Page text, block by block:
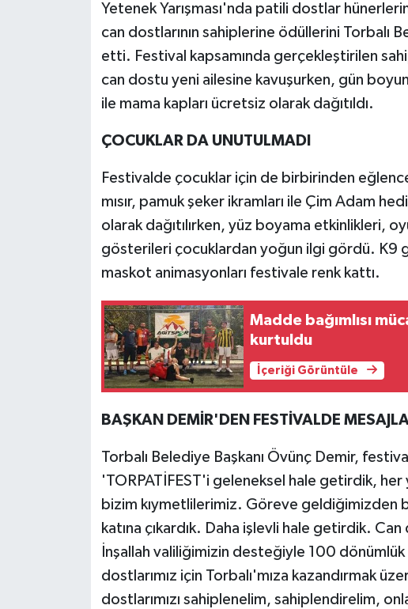
Yetenek Yarışması'nda patili dostlar
can dostlarının sahiplerine ödüllerini Torbalı
etti. Festival kapsamında gerçekleştirilen
can dostu yeni ailesine kavuşurken, gün
ile mama kapları ücretsiz olarak dağıtıldı.
ÇOCUKLAR DA UNUTULMADI
Festivalde çocuklar için de birbirinden
mısır, pamuk şeker ikramları ile Çim Adam
olarak dağıtılırken, yüz boyama etkinlikleri,
gösterileri çocuklardan yoğun ilgi gördü. K9
maskot animasyonları festivale renk kattı.
Madde bağımlısı
kurtuldu
İçeriği Görüntüle
BAŞKAN DEMİR'DEN FESTİVALDE
Torbalı Belediye Başkanı Övünç Demir,
'TORPATİFEST'i geleneksel hale getirdik, her
bizim kıymetlilerimiz. Göreve geldiğimizden
katına çıkardık. Daha işlevli hale getirdik. Can
İnşallah valiliğimizin desteğiyle 100 dönümlük
dostlarımız için Torbalı'mıza kazandırmak
dostlarımızı sahiplenelim, sahiplendirelim,